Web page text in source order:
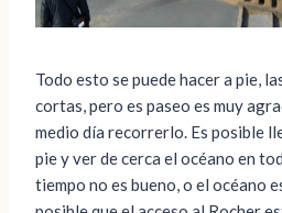
Todo esto se puede hacer a pie,
cortas, pero es paseo es muy
medio día recorrerlo. Es posible
pie y ver de cerca el océano en
tiempo no es bueno, o el océano